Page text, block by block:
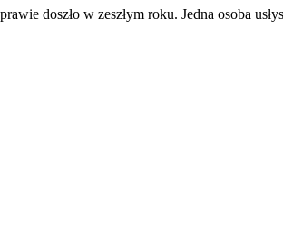
doszło w zeszłym roku. Jedna osoba